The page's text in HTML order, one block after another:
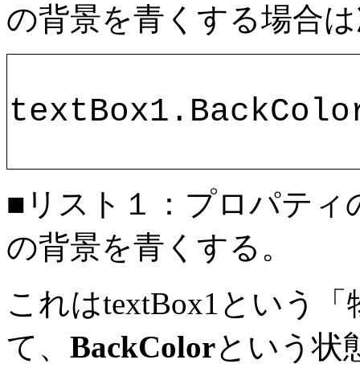
の背景を青くする場合
■リスト１：プロパティ
の背景を青くする。
これはtextBox1 という「
て、 BackColorという状